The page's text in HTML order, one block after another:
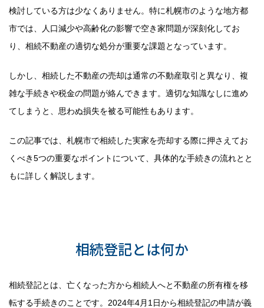
検討している方は少なくありません。特に札幌市のような地方都
市では、人口減少や高齢化の影響で空き家問題が深刻化してお
り、相続不動産の適切な処分が重要な課題となっています。
しかし、相続した不動産の売却は通常の不動産取引と異なり、複
雑な手続きや税金の問題が絡んできます。適切な知識なしに進め
てしまうと、思わぬ損失を被る可能性もあります。
この記事では、札幌市で相続した実家を売却する際に押さえてお
くべき5つの重要なポイントについて、具体的な手続きの流れとと
もに詳しく解説します。
相続登記とは何か
相続登記とは、亡くなった方から相続人へと不動産の所有権を移
転する手続きのことです。2024年4月1日から相続登記の申請が義